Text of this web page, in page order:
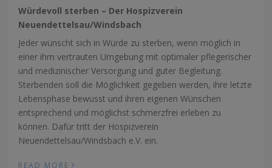
Würdevoll sterben – Der Hospizverein
Neuendettelsau/Windsbach
Jeder wünscht sich in Würde zu sterben, wenn möglich in
einer ihm vertrauten Umgebung mit optimaler pflegerischer
und medizinischer Versorgung und guter Begleitung.
Sterbenden soll die Möglichkeit gegeben werden, ihre letzte
Lebensphase bewusst und ihren eigenen Wünschen
entsprechend und möglichst schmerzfrei erleben zu
können. Dafür tritt der Hospizverein
Neuendettelsau/Windsbach e.V. ein.
READ MORE ›